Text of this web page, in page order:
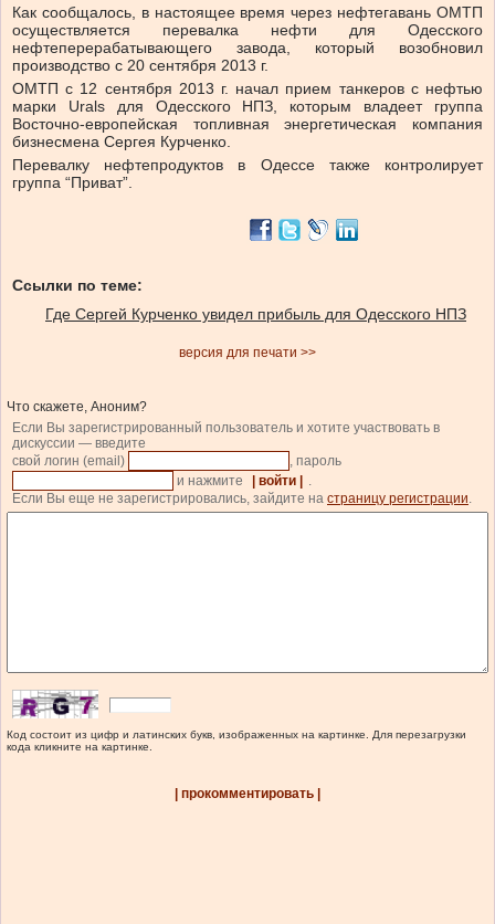
Как сообщалось, в настоящее время через нефтегавань ОМТП
осуществляется перевалка нефти для Одесского
нефтеперерабатывающего завода, который возобновил
производство с 20 сентября 2013 г.
ОМТП с 12 сентября 2013 г. начал прием танкеров с нефтью
марки Urals для Одесского НПЗ, которым владеет группа
Восточно-европейская топливная энергетическая компания
бизнесмена Сергея Курченко.
Перевалку нефтепродуктов в Одессе также контролирует
группа “Приват”.
Ссылки по теме:
Где Сергей Курченко увидел прибыль для Одесского НПЗ
версия для печати >>
Что скажете, Аноним?
Если Вы зарегистрированный пользователь и хотите участвовать в
дискуссии — введите
свой логин (email)
, пароль
и нажмите
| войти |
.
Если Вы еще не зарегистрировались, зайдите на страницу регистрации.
Код состоит из цифр и латинских букв, изображенных на картинке. Для перезагрузки
кода кликните на картинке.
| прокомментировать |